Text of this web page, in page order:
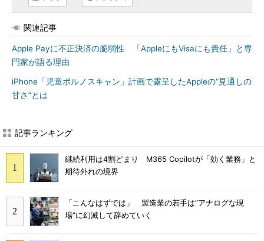
関連記事
Apple Payに不正決済の脆弱性 「AppleにもVisaにも責任」と専
門家が語る理由
iPhone「児童ポルノスキャン」計画で露呈したAppleの“見通しの
甘さ”とは
記事ランキング
継続利用は4割どまり M365 Copilotが「効く業務」と
期待外れの境界
「こんなはずでは」 製造業の若手は“アナログな現
場”に幻滅して辞めていく